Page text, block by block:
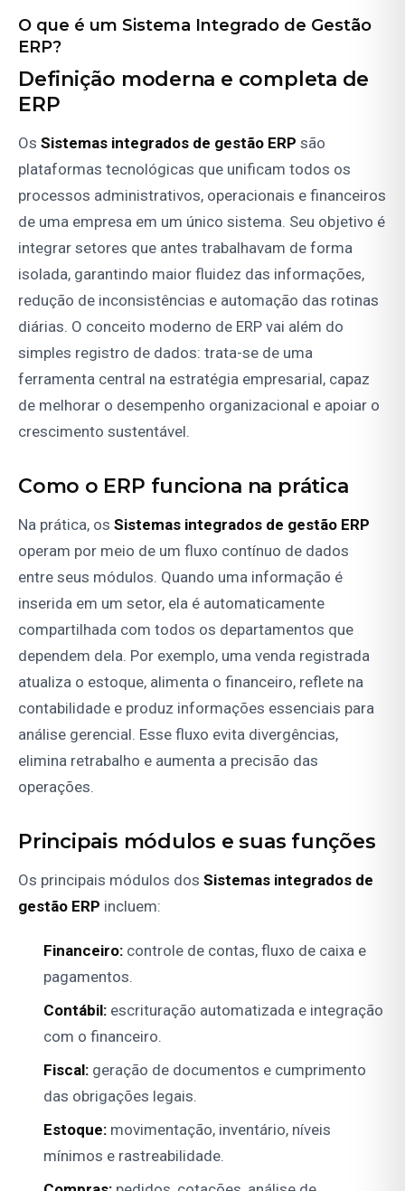
O que é um Sistema Integrado de Gestão
ERP?
Definição moderna e completa de
ERP
Os Sistemas integrados de gestão ERP são
plataformas tecnológicas que unificam todos os
processos administrativos, operacionais e financeiros
de uma empresa em um único sistema. Seu objetivo é
integrar setores que antes trabalhavam de forma
isolada, garantindo maior fluidez das informações,
redução de inconsistências e automação das rotinas
diárias. O conceito moderno de ERP vai além do
simples registro de dados: trata-se de uma
ferramenta central na estratégia empresarial, capaz
de melhorar o desempenho organizacional e apoiar o
crescimento sustentável.
Como o ERP funciona na prática
Na prática, os Sistemas integrados de gestão ERP
operam por meio de um fluxo contínuo de dados
entre seus módulos. Quando uma informação é
inserida em um setor, ela é automaticamente
compartilhada com todos os departamentos que
dependem dela. Por exemplo, uma venda registrada
atualiza o estoque, alimenta o financeiro, reflete na
contabilidade e produz informações essenciais para
análise gerencial. Esse fluxo evita divergências,
elimina retrabalho e aumenta a precisão das
operações.
Principais módulos e suas funções
Os principais módulos dos Sistemas integrados de
gestão ERP incluem:
Financeiro: controle de contas, fluxo de caixa e
pagamentos.
Contábil: escrituração automatizada e integração
com o financeiro.
Fiscal: geração de documentos e cumprimento
das obrigações legais.
Estoque: movimentação, inventário, níveis
mínimos e rastreabilidade.